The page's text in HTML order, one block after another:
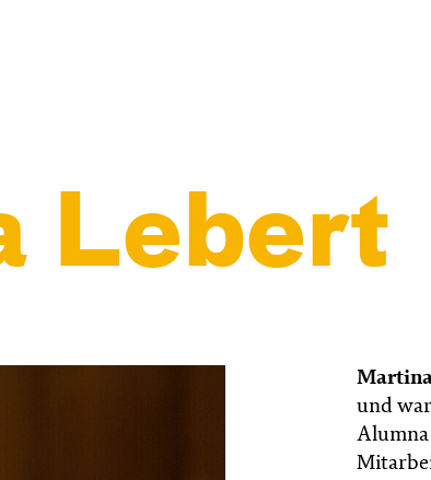
Lebert
und
Alumna